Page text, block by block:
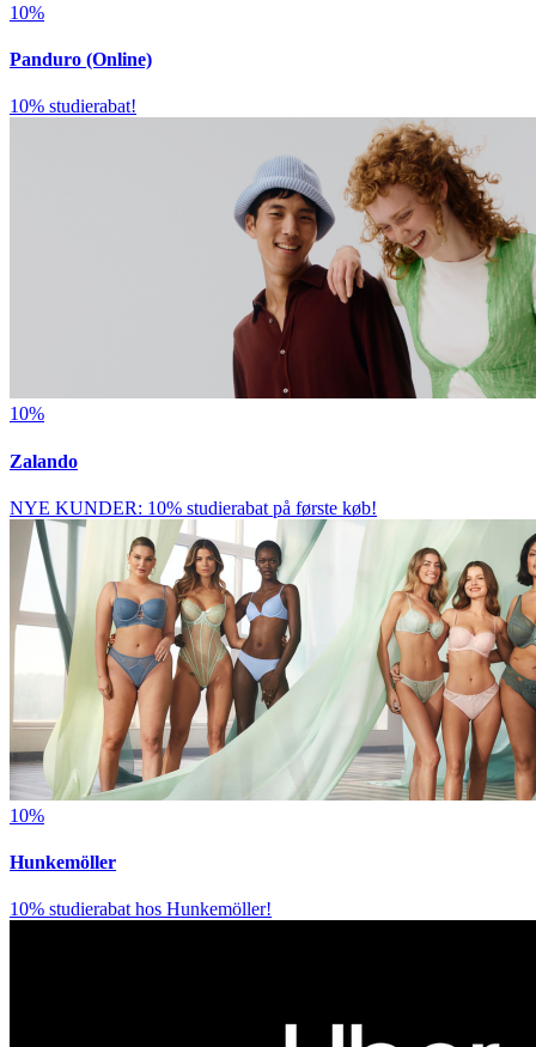
10%
Panduro (Online)
10% studierabat!
10%
Zalando
NYE KUNDER: 10% studierabat på første køb!
10%
Hunkemöller
10% studierabat hos Hunkemöller!